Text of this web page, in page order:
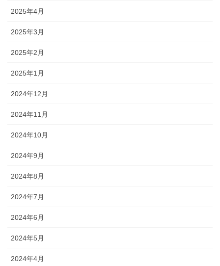
2025年4月
2025年3月
2025年2月
2025年1月
2024年12月
2024年11月
2024年10月
2024年9月
2024年8月
2024年7月
2024年6月
2024年5月
2024年4月